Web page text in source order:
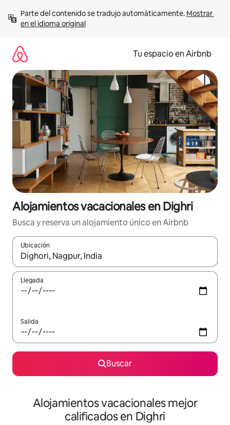
contenido
Parte del contenido se tradujo automáticamente. Mostrar
en el idioma original
Tu espacio en Airbnb
Alojamientos vacacionales en Dighri
Busca y reserva un alojamiento único en Airbnb
Ubicación
Cuando los resultados estén disponibles, podrás navegar
Llegada
Salida
Buscar
Alojamientos vacacionales mejor
calificados en Dighri